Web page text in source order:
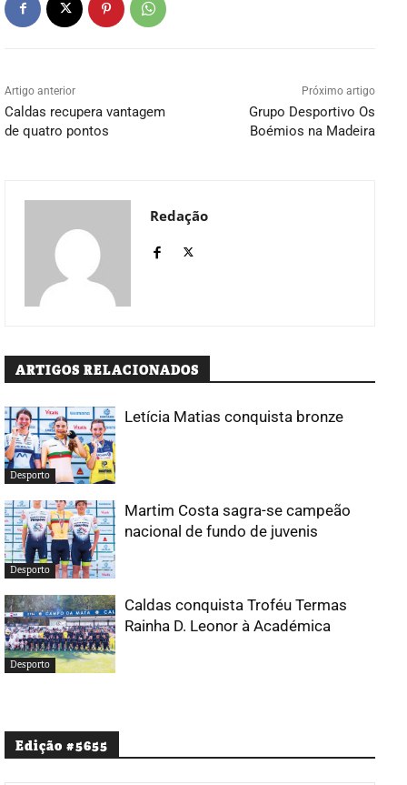
Artigo anterior
Caldas recupera vantagem
de quatro pontos
Próximo artigo
Grupo Desportivo Os
Boémios na Madeira
Redação
ARTIGOS RELACIONADOS
Desporto
Letícia Matias conquista bronze
Desporto
Martim Costa sagra-se campeão
nacional de fundo de juvenis
Desporto
Caldas conquista Troféu Termas
Rainha D. Leonor à Académica
Edição #5655